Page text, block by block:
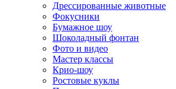
Дрессированные животные
Фокусники
Бумажное шоу
Шоколадный фонтан
Фото и видео
Мастер классы
Крио-шоу
Ростовые куклы